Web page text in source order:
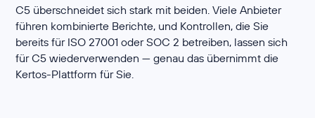
C5 überschneidet sich stark mit beiden. Viele Anbieter
führen kombinierte Berichte, und Kontrollen, die Sie
bereits für ISO 27001 oder SOC 2 betreiben, lassen sich
für C5 wiederverwenden — genau das übernimmt die
Kertos-Plattform für Sie.